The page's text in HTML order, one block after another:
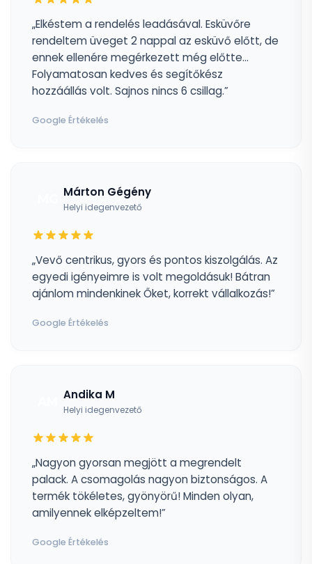
„Elkéstem a rendelés leadásával. Esküvőre
rendeltem üveget 2 nappal az esküvő előtt, de
ennek ellenére megérkezett még előtte...
Folyamatosan kedves és segítőkész
hozzáállás volt. Sajnos nincs 6 csillag.”
Google Értékelés
Márton Gégény
Helyi idegenvezető
„Vevő centrikus, gyors és pontos kiszolgálás. Az
egyedi igényeimre is volt megoldásuk! Bátran
ajánlom mindenkinek Őket, korrekt vállalkozás!”
Google Értékelés
Andika M
Helyi idegenvezető
„Nagyon gyorsan megjött a megrendelt
palack. A csomagolás nagyon biztonságos. A
termék tökéletes, gyönyörű! Minden olyan,
amilyennek elképzeltem!”
Google Értékelés